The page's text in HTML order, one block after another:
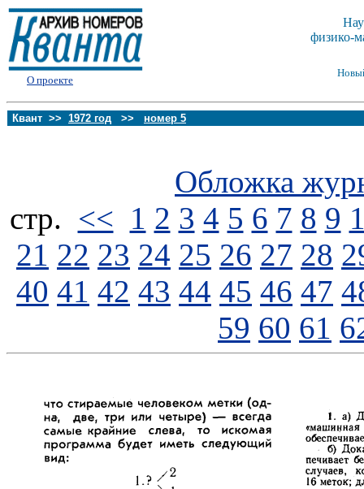
О проекте
физико-
Квант >> 1972 год >> номер 5
Обложка
стp. << 1 2 3 4 5 6 7 8 9
21 22 23 24 25 26 27 28
40 41 42 43 44 45 46 47
59 60 61